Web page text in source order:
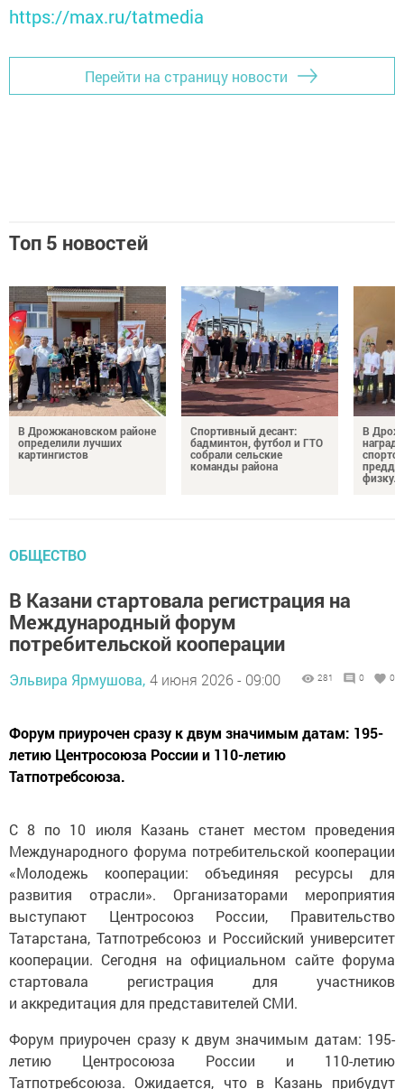
https://max.ru/tatmedia
Перейти на страницу новости
Топ 5 новостей
В Дрожжановском районе
определили лучших
картингистов
Спортивный десант:
бадминтон, футбол и ГТО
собрали сельские
команды района
В
ОБЩЕСТВО
В Казани стартовала регистрация на
Международный форум
потребительской кооперации
Эльвира Ярмушова, 4 июня 2026 - 09:00 281 0 0
Форум приурочен сразу к двум значимым датам: 195-
летию Центросоюза России и 110-летию
Татпотребсоюза.
С 8 по 10 июля Казань станет местом проведения
Международного форума потребительской кооперации
«Молодежь кооперации: объединяя ресурсы для
развития отрасли». Организаторами мероприятия
выступают Центросоюз России, Правительство
Татарстана, Татпотребсоюз и Российский университет
кооперации. Сегодня на официальном сайте форума
стартовала регистрация для участников
и аккредитация для представителей СМИ.
Форум приурочен сразу к двум значимым датам: 195-
летию Центросоюза России и 110-летию
Татпотребсоюза. Ожидается, что в Казань прибудут